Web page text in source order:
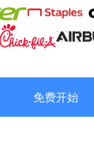
免费开始